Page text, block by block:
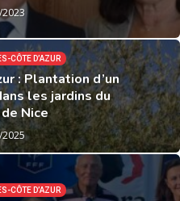
CÔTE D’AZUR
: Plantation d’un
les jardins du
Nice
CÔTE D’AZUR